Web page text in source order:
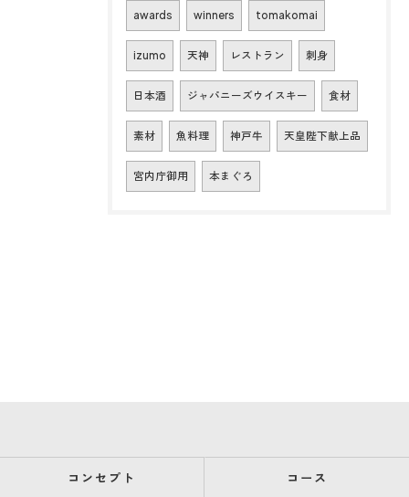
awards winners tomakomai
izumo 天神 レストラン 刺身
日本酒 ジャパニーズウイスキー 食材
素材 魚料理 神戸牛 天皇陛下献上品
宮内庁御用 本まぐろ
コンセプト コース